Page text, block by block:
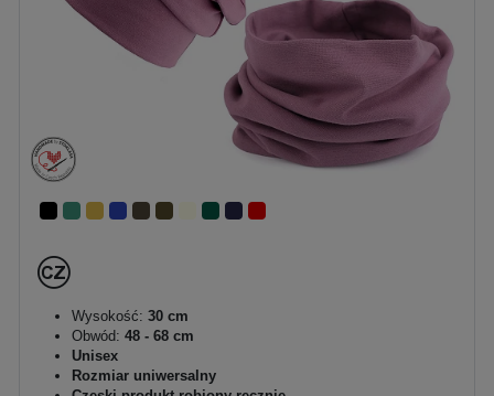
Wysokość: 30 cm
Obwód: 48 - 68 cm
Unisex
Rozmiar uniwersalny